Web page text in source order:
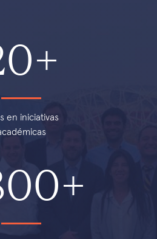
en iniciativas